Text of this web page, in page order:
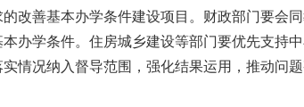
善基本办学条件建设项目。财政部门要会
办学条件。住房城乡建设等部门要优先支持
情况纳入督导范围，强化结果运用，推动问题